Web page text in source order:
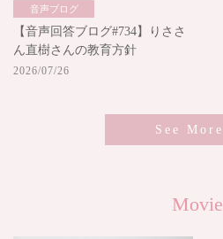
音声ブログ
【音声回答ブログ#734】りささ
ん直樹さんの教育方針
2026/07/26
See More
Movie